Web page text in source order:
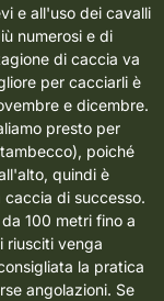
e all'uso dei cavalli
numerosi e di
di caccia va
per cacciarli è
e dicembre.
presto per
poiché
quindi è
caccia di successo.
100 metri fino a
riusciti venga
la pratica
angolazioni. Se